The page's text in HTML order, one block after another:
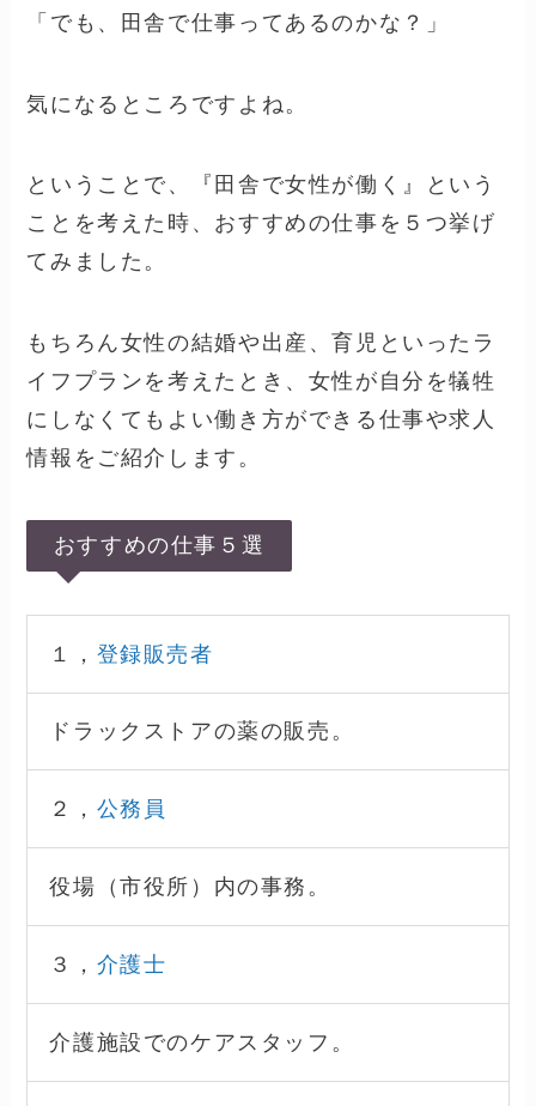
「でも、田舎で仕事ってあるのかな？」
気になるところですよね。
ということで、『田舎で女性が働く』という
ことを考えた時、おすすめの仕事を５つ挙げ
てみました。
もちろん女性の結婚や出産、育児といったラ
イフプランを考えたとき、女性が自分を犠牲
にしなくてもよい働き方ができる仕事や求人
情報をご紹介します。
おすすめの仕事５選
１， 登録販売者
ドラックストアの薬の販売。
２， 公務員
役場（市役所）内の事務。
３， 介護士
介護施設でのケアスタッフ。